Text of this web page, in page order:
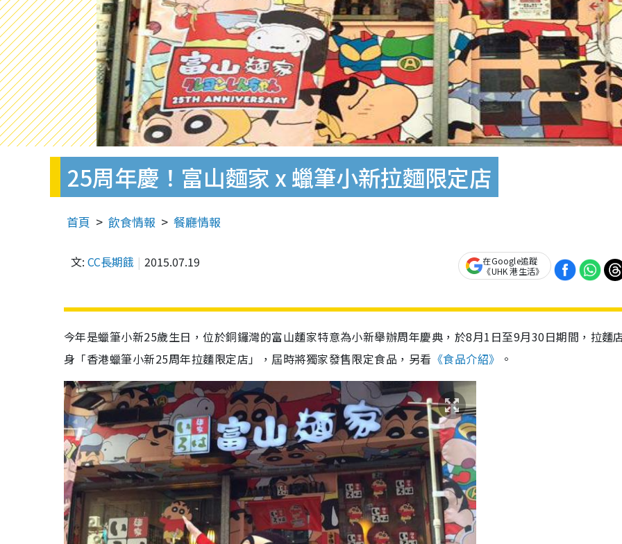
25周年慶！富山麵家 x 蠟筆小新拉麵限定店
首頁 飲食情報 餐廳情報
文: CC長期餓 2015.07.19
在Google追蹤
《UHK 港生活》
今年是蠟筆小新25歲生日，位於銅鑼灣的富山麵家特意為小新舉辦周年慶典，於8月1日至9月30日期間，拉麵
身「香港蠟筆小新25周年拉麵限定店」，屆時將獨家發售限定食品，另看 《食品介紹》 。